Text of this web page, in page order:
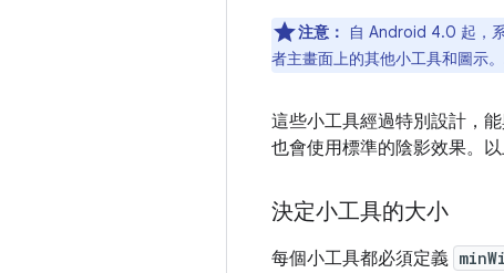
注意：
自 Android 4.0 起，
者主畫面上的其他小工具和圖示
這些小工具經過特別設計，
也會使用標準的陰影效果。
決定小工具的大小
每個小工具都必須定義